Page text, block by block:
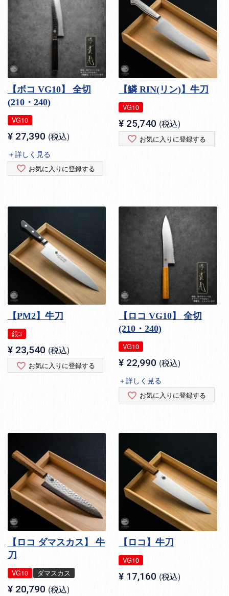
【ボコ VG10】 全切
(210・240)
VG10
¥ 27,390 税込
＋詳しく見る
お気に入りに登録する
【鱗 RIN(リン)】牛刀
VG10
¥ 25,740 税込
お気に入りに登録する
【PM2】牛刀
銀3
¥ 23,540 税込
お気に入りに登録する
【ロコ VG10】 全切
(210・240)
VG10
¥ 22,990 税込
＋詳しく見る
お気に入りに登録する
【ロコ ダマスカス】 牛
刀
VG10 ダマスカス
¥ 20,790 税込
【ロコ】牛刀
VG10
¥ 17,160 税込